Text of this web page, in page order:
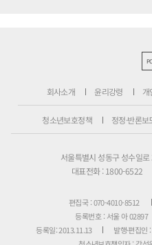
회사소개 윤리강령 개
청소년보호정책 정정·반론보
서울특별시 성동구 성수일
대표전화 : 1800-6522
편집국 : 070-4010-8512
등록번호 : 서울 아 02897
등록일: 2013.11.13
발행·편집인